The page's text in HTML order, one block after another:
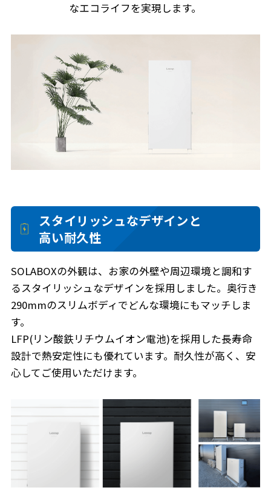
なエコライフを実現します。
スタイリッシュなデザインと
高い耐久性
SOLABOXの外観は、お家の外壁や周辺環境と調和す
るスタイリッシュなデザインを採用しました。奥行き
290mmのスリムボディでどんな環境にもマッチしま
す。
LFP(リン酸鉄リチウムイオン電池)を採用した長寿命
設計で熱安定性にも優れています。耐久性が高く、安
心してご使用いただけます。